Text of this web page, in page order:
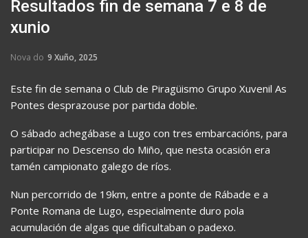
Resultados fin de semana 7 e 8 de
xunio
Nova do 9 Xuño, 2025
Este fin de semana o Club de Piragüismo Grupo Xuvenil As
Pontes desprazouse por partida doble.
O sábado achegábase a Lugo con tres embarcacións, para
participar no Descenso do Miño, que nesta ocasión era
tamén campionato galego de ríos.
Nun percorrido de 19km, entre a ponte de Rábade e a
Ponte Romana de Lugo, especialmente duro pola
acumulación de algas que dificultaban o padexo.